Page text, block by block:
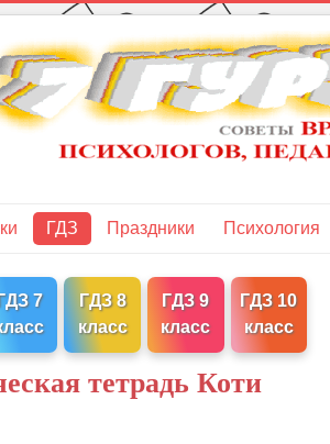
ГДЗ Праздники Психология
ГДЗ 7
ГДЗ 8
класс
ГДЗ 9
класс
ГДЗ 10
класс
тетрадь Коти